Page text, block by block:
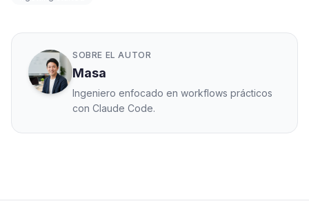
SOBRE EL AUTOR
Masa
Ingeniero enfocado en workflows prácticos
con Claude Code.